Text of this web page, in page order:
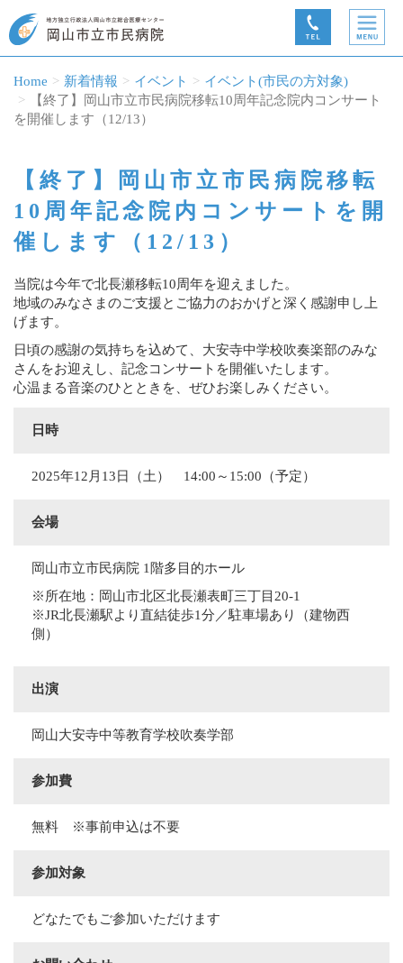
Home 新着情報 イベント
イベント(市民の方対象)
【終了】岡山市立市民病院移転10周年記念院内コンサート
を開催します（12/13）
【終了】岡山市立市民病院移転
10周年記念院内コンサートを開
催します（12/13）
当院は今年で北長瀬移転10周年を迎えました。
地域のみなさまのご支援とご協力のおかげと深く感謝申し上
げます。
日頃の感謝の気持ちを込めて、大安寺中学校吹奏楽部のみな
さんをお迎えし、記念コンサートを開催いたします。
心温まる音楽のひとときを、ぜひお楽しみください。
日時
2025年12月13日（土） 14:00～15:00（予定）
会場
岡山市立市民病院 1階多目的ホール
※所在地：岡山市北区北長瀬表町三丁目20-1
※JR北長瀬駅より直結徒歩1分／駐車場あり（建物西
側）
出演
岡山大安寺中等教育学校吹奏学部
参加費
無料 ※事前申込は不要
参加対象
どなたでもご参加いただけます